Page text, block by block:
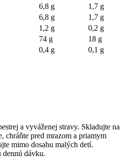
6,8 g
1,7 g
6,8 g
1,7 g
1,2 g
0,2 g
74 g
18 g
0,4 g 0,1 g
a vyváženej stravy. Skladujte na
chráňte pred mrazom a priamym
mimo dosahu malých detí.
dennú dávku.